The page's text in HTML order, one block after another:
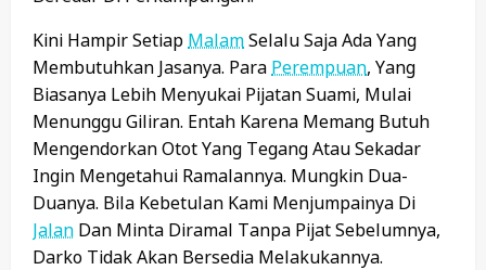
Kini Hampir Setiap MalamSelalu Saja Ada Yang
Membutuhkan Jasanya. Para Perempuan, Yang
Biasanya Lebih Menyukai Pijatan Suami, Mulai
Menunggu Giliran. Entah Karena Memang Butuh
Mengendorkan Otot Yang Tegang Atau Sekadar
Ingin Mengetahui Ramalannya. Mungkin Dua-
Duanya. Bila Kebetulan Kami Menjumpainya Di
Jalan Dan Minta Diramal Tanpa Pijat Sebelumnya,
Darko Tidak Akan Bersedia Melakukannya.